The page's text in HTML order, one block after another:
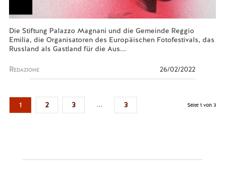
Die Stiftung Palazzo Magnani und die Gemeinde Reggio
Emilia, die Organisatoren des Europäischen Fotofestivals, das
Russland als Gastland für die Aus...
Redazione 26/02/2022
1 2 3 ... 3 Seite 1 von 3